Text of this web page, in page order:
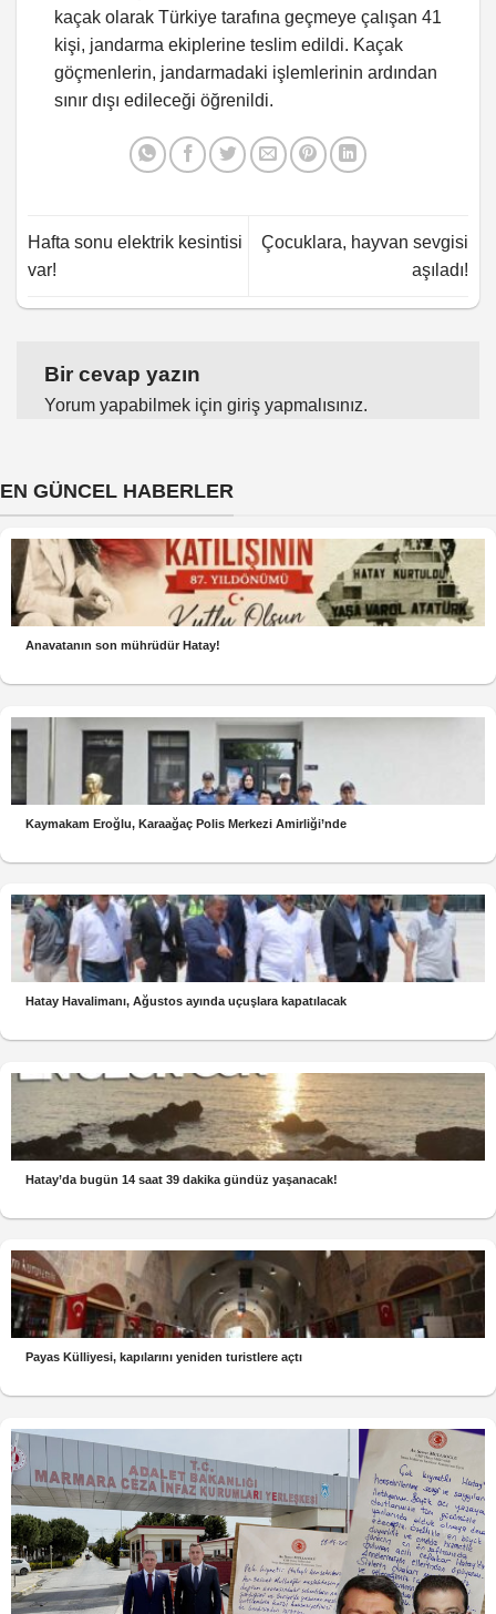
kaçak olarak Türkiye tarafına geçmeye çalışan 41
kişi, jandarma ekiplerine teslim edildi. Kaçak
göçmenlerin, jandarmadaki işlemlerinin ardından
sınır dışı edileceği öğrenildi.
Hafta sonu elektrik kesintisi
var!
Çocuklara, hayvan sevgisi
aşıladı!
Bir cevap yazın
Yorum yapabilmek için giriş yapmalısınız.
EN GÜNCEL HABERLER
Anavatanın son mührüdür Hatay!
Kaymakam Eroğlu, Karaağaç Polis Merkezi Amirliği’nde
Hatay Havalimanı, Ağustos ayında uçuşlara kapatılacak
Hatay’da bugün 14 saat 39 dakika gündüz yaşanacak!
Payas Külliyesi, kapılarını yeniden turistlere açtı